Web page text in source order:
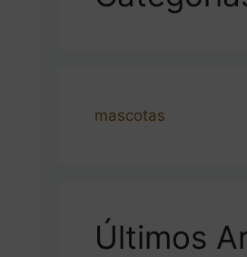
mascotas
Últimos